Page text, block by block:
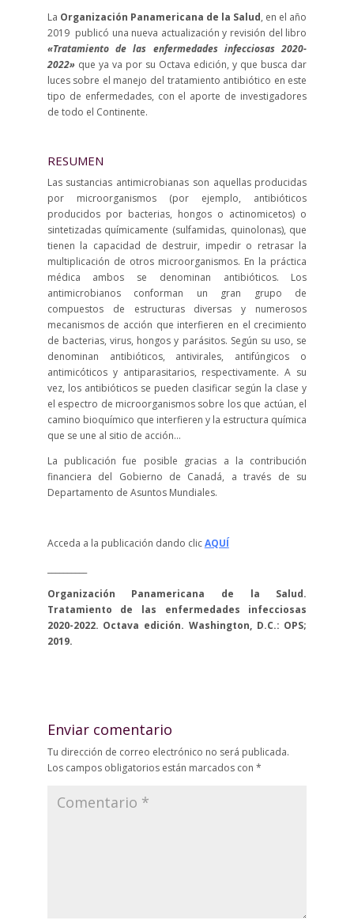
La Organización Panamericana de la Salud, en el año
2019 publicó una nueva actualización y revisión del libro
«Tratamiento de las enfermedades infecciosas 2020-
2022»que ya va por su Octava edición, y que busca dar
luces sobre el manejo del tratamiento antibiótico en este
tipo de enfermedades, con el aporte de investigadores
de todo el Continente.
RESUMEN
Las sustancias antimicrobianas son aquellas producidas
por microorganismos (por ejemplo, antibióticos
producidos por bacterias, hongos o actinomicetos) o
sintetizadas químicamente (sulfamidas, quinolonas), que
tienen la capacidad de destruir, impedir o retrasar la
multiplicación de otros microorganismos. En la práctica
médica ambos se denominan antibióticos. Los
antimicrobianos conforman un gran grupo de
compuestos de estructuras diversas y numerosos
mecanismos de acción que interfieren en el crecimiento
de bacterias, virus, hongos y parásitos. Según su uso, se
denominan antibióticos, antivirales, antifúngicos o
antimicóticos y antiparasitarios, respectivamente. A su
vez, los antibióticos se pueden clasificar según la clase y
el espectro de microorganismos sobre los que actúan, el
camino bioquímico que interfieren y la estructura química
que se une al sitio de acción…
La publicación fue posible gracias a la contribución
financiera del Gobierno de Canadá, a través de su
Departamento de Asuntos Mundiales.
Acceda a la publicación dando clicAQUÍ
Organización Panamericana de la Salud.
Tratamiento de las enfermedades infecciosas
2020-2022. Octava edición. Washington, D.C.: OPS;
2019.
Enviar comentario
Tu dirección de correo electrónico no será publicada.
Los campos obligatorios están marcados con *